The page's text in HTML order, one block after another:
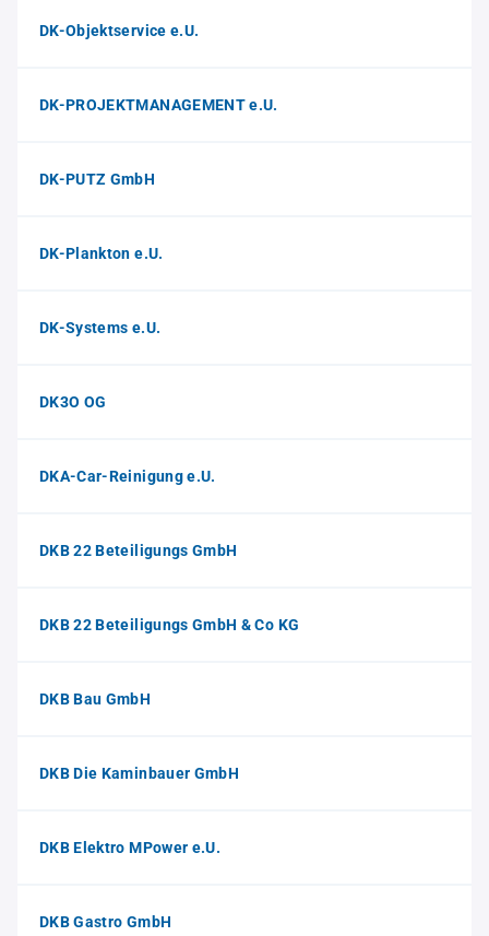
DK-Objektservice e.U.
DK-PROJEKTMANAGEMENT e.U.
DK-PUTZ GmbH
DK-Plankton e.U.
DK-Systems e.U.
DK3O OG
DKA-Car-Reinigung e.U.
DKB 22 Beteiligungs GmbH
DKB 22 Beteiligungs GmbH & Co KG
DKB Bau GmbH
DKB Die Kaminbauer GmbH
DKB Elektro MPower e.U.
DKB Gastro GmbH